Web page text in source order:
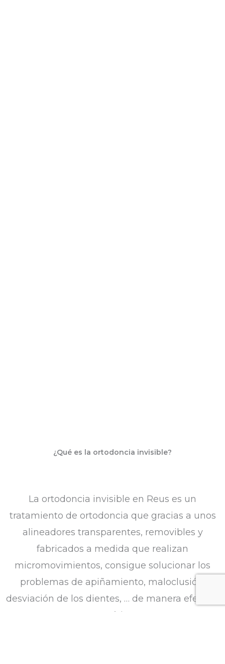
¿Qué es la ortodoncia invisible?
La ortodoncia invisible en Reus es un
tratamiento de ortodoncia que gracias a unos
alineadores transparentes, removibles y
fabricados a medida que realizan
micromovimientos, consigue solucionar los
problemas de apiñamiento, maloclusión,
desviación de los dientes, … de manera efectiva
y estética.